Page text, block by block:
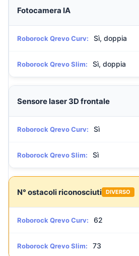
Fotocamera IA
Roborock Qrevo Curv: Sì, doppia
Roborock Qrevo Slim: Sì, doppia
Sensore laser 3D frontale
Roborock Qrevo Curv: Sì
Roborock Qrevo Slim: Sì
N° ostacoli riconosciuti DIVERSO
Roborock Qrevo Curv: 62
Roborock Qrevo Slim: 73